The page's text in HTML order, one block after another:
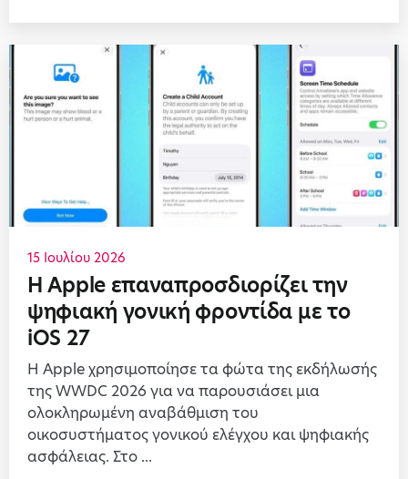
15 Ιουλίου 2026
Η Apple επαναπροσδιορίζει την
ψηφιακή γονική φροντίδα με το
iOS 27
Η Apple χρησιμοποίησε τα φώτα της εκδήλωσής
της WWDC 2026 για να παρουσιάσει μια
ολοκληρωμένη αναβάθμιση του
οικοσυστήματος γονικού ελέγχου και ψηφιακής
ασφάλειας. Στο ...